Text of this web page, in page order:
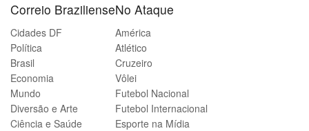
Correio Braziliense
Cidades DF
Política
Brasil
Economia
Mundo
Diversão e Arte
Ciência e Saúde
No Ataque
América
Atlético
Cruzeiro
Vôlei
Futebol Nacional
Futebol Internacional
Esporte na Mídia